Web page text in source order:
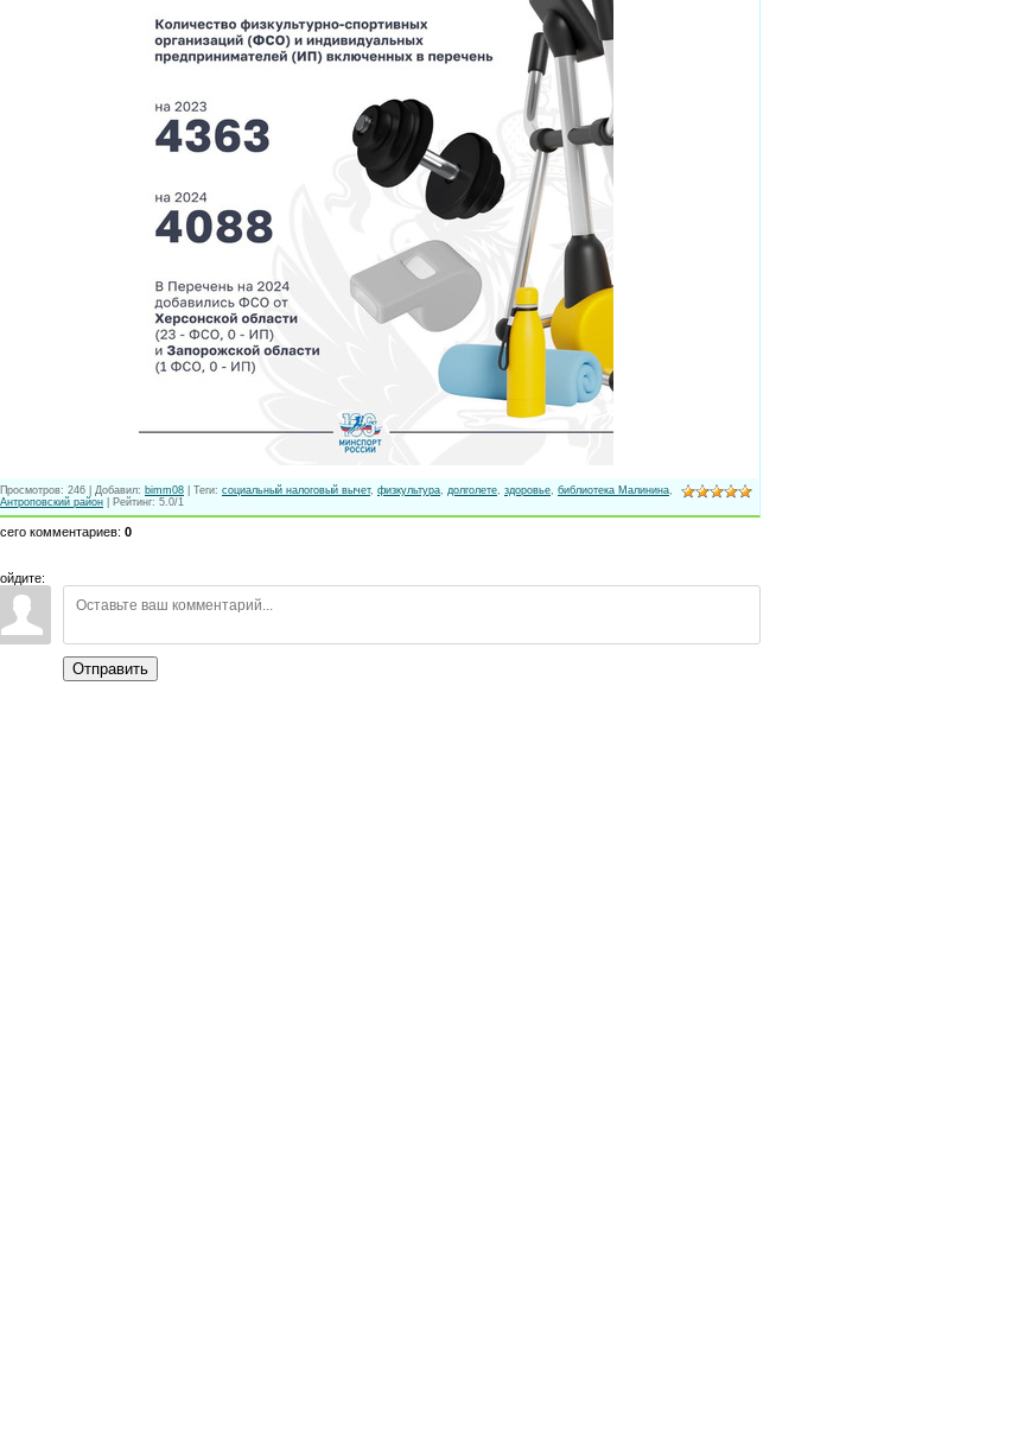
Просмотров: 246 Добавил: bimm08 Теги: социальный налоговый вычет, физкультура, долголете, здоровье, библиотека Малинина,
Антроповский район
Рейтинг: 5.0/1
комментариев: 0
Отправить